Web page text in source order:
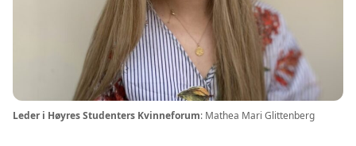
Leder i Høyres Studenters Kvinneforum: Mathea Mari Glittenberg